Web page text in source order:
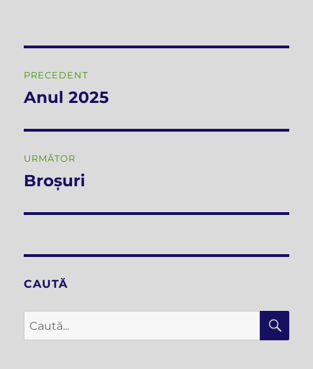
în
PRECEDENT
Articolul
Anul 2025
URMĂTOR
Articolul
Broșuri
CAUTĂ
Caută
după: